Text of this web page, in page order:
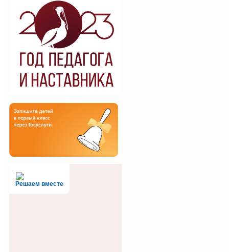
Решаем вместе